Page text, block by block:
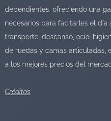
dependientes, ofreciendo una
necesarios para facitarles el día
transporte, descanso, ocio,
de ruedas y camas articuladas,
a los mejores precios del
Créditos